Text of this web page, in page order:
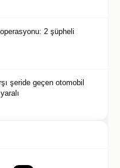
2 şüpheli
şeride geçen otomobil